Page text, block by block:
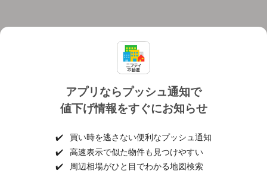
アプリならプッシュ通知で
値下げ情報をすぐにお知らせ
✔️
買い時を逃さない便利なプッシュ通知
✔️
高速表示で似た物件も見つけやすい
✔️
周辺相場がひと目でわかる地図検索
個人情報保護ポリシー 利用規約
ヘルプ・お問い合わせ 採用情報